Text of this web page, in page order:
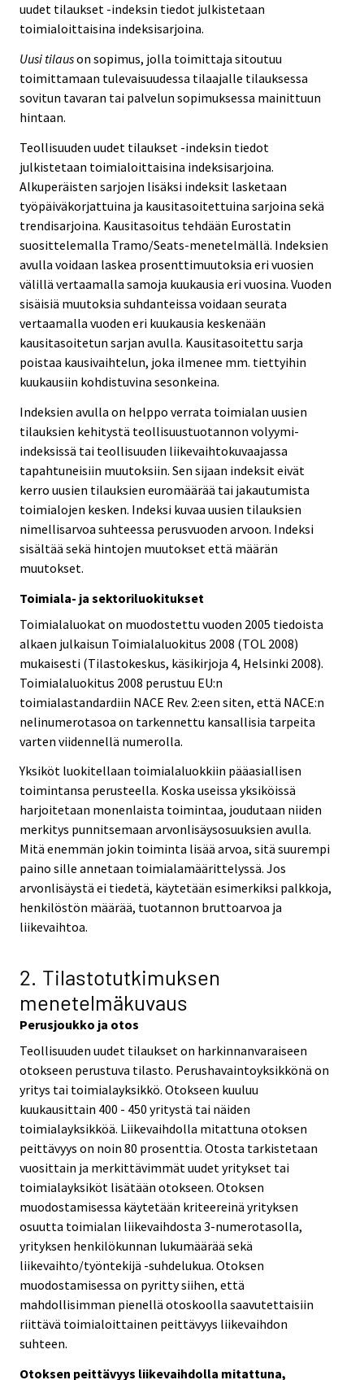
uudet tilaukset -indeksin tiedot julkistetaan
toimialoittaisina indeksisarjoina.
Uusi tilauson sopimus, jolla toimittaja sitoutuu
toimittamaan tulevaisuudessa tilaajalle tilauksessa
sovitun tavaran tai palvelun sopimuksessa mainittuun
hintaan.
Teollisuuden uudet tilaukset -indeksin tiedot
julkistetaan toimialoittaisina indeksisarjoina.
Alkuperäisten sarjojen lisäksi indeksit lasketaan
työpäiväkorjattuina ja kausitasoitettuina sarjoina sekä
trendisarjoina. Kausitasoitus tehdään Eurostatin
suosittelemalla Tramo/Seats-menetelmällä. Indeksien
avulla voidaan laskea prosenttimuutoksia eri vuosien
välillä vertaamalla samoja kuukausia eri vuosina. Vuoden
sisäisiä muutoksia suhdanteissa voidaan seurata
vertaamalla vuoden eri kuukausia keskenään
kausitasoitetun sarjan avulla. Kausitasoitettu sarja
poistaa kausivaihtelun, joka ilmenee mm. tiettyihin
kuukausiin kohdistuvina sesonkeina.
Indeksien avulla on helppo verrata toimialan uusien
tilauksien kehitystä teollisuustuotannon volyymi-
indeksissä tai teollisuuden liikevaihtokuvaajassa
tapahtuneisiin muutoksiin. Sen sijaan indeksit eivät
kerro uusien tilauksien euromäärää tai jakautumista
toimialojen kesken. Indeksi kuvaa uusien tilauksien
nimellisarvoa suhteessa perusvuoden arvoon. Indeksi
sisältää sekä hintojen muutokset että määrän
muutokset.
Toimiala- ja sektoriluokitukset
Toimialaluokat on muodostettu vuoden 2005 tiedoista
alkaen julkaisun Toimialaluokitus 2008 (TOL 2008)
mukaisesti (Tilastokeskus, käsikirjoja 4, Helsinki 2008).
Toimialaluokitus 2008 perustuu EU:n
toimialastandardiin NACE Rev. 2:een siten, että NACE:n
nelinumerotasoa on tarkennettu kansallisia tarpeita
varten viidennellä numerolla.
Yksiköt luokitellaan toimialaluokkiin pääasiallisen
toimintansa perusteella. Koska useissa yksiköissä
harjoitetaan monenlaista toimintaa, joudutaan niiden
merkitys punnitsemaan arvonlisäysosuuksien avulla.
Mitä enemmän jokin toiminta lisää arvoa, sitä suurempi
paino sille annetaan toimialamäärittelyssä. Jos
arvonlisäystä ei tiedetä, käytetään esimerkiksi palkkoja,
henkilöstön määrää, tuotannon bruttoarvoa ja
liikevaihtoa.
2. Tilastotutkimuksen
menetelmäkuvaus
Perusjoukko ja otos
Teollisuuden uudet tilaukset on harkinnanvaraiseen
otokseen perustuva tilasto. Perushavaintoyksikkönä on
yritys tai toimialayksikkö. Otokseen kuuluu
kuukausittain 400 - 450 yritystä tai näiden
toimialayksikköä. Liikevaihdolla mitattuna otoksen
peittävyys on noin 80 prosenttia. Otosta tarkistetaan
vuosittain ja merkittävimmät uudet yritykset tai
toimialayksiköt lisätään otokseen. Otoksen
muodostamisessa käytetään kriteereinä yrityksen
osuutta toimialan liikevaihdosta 3-numerotasolla,
yrityksen henkilökunnan lukumäärää sekä
liikevaihto/työntekijä -suhdelukua. Otoksen
muodostamisessa on pyritty siihen, että
mahdollisimman pienellä otoskoolla saavutettaisiin
riittävä toimialoittainen peittävyys liikevaihdon
suhteen.
Otoksen peittävyys liikevaihdolla mitattuna,